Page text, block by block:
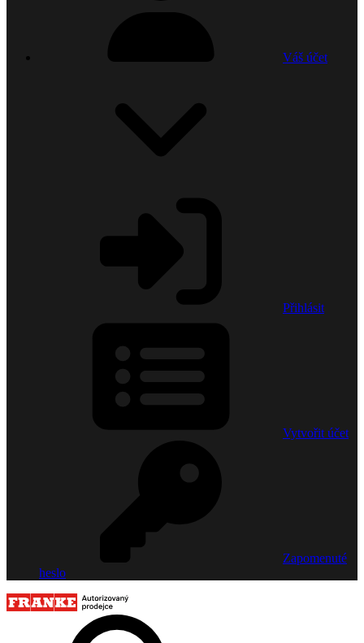
Váš účet
Přihlásit
Vytvořit účet
Zapomenuté
heslo